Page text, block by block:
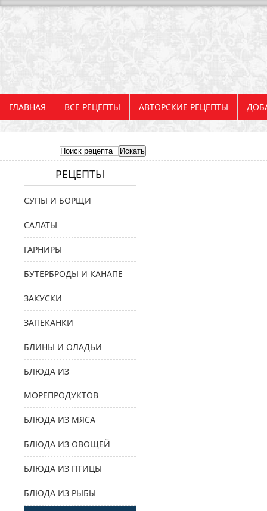
ГЛАВНАЯ ВСЕ РЕЦЕПТЫ АВТОРСКИЕ РЕЦЕПТЫ
РЕЦЕПТЫ
СУПЫ И БОРЩИ
САЛАТЫ
ГАРНИРЫ
БУТЕРБРОДЫ И КАНАПЕ
ЗАКУСКИ
ЗАПЕКАНКИ
БЛИНЫ И ОЛАДЬИ
БЛЮДА ИЗ
МОРЕПРОДУКТОВ
БЛЮДА ИЗ МЯСА
БЛЮДА ИЗ ОВОЩЕЙ
БЛЮДА ИЗ ПТИЦЫ
БЛЮДА ИЗ РЫБЫ